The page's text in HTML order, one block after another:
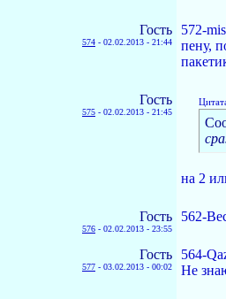
Гость
574 - 02.02.2013 - 21:44
572-
пену,
Гость
575 - 02.02.2013 - 21:45
на 2
Гость
576 - 02.02.2013 - 23:55
562-
Гость
577 - 03.02.2013 - 00:02
564-
Не